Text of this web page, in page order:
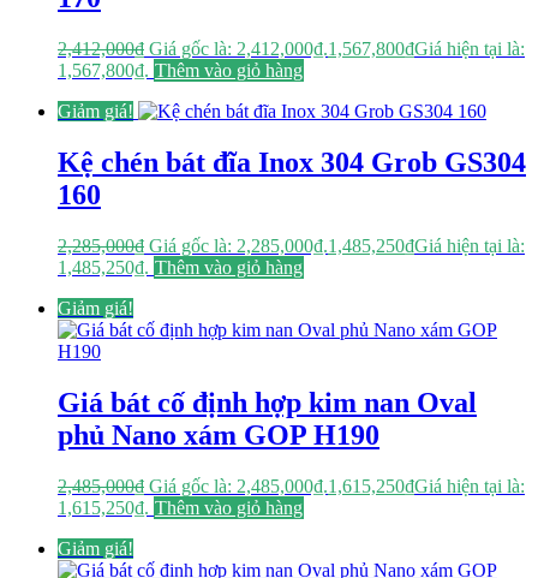
2,412,000₫ Giá gốc là: 2,412,000₫.1,567,800₫Giá hiện tại là:
1,567,800₫. Thêm vào giỏ hàng
Giảm giá!
Kệ chén bát đĩa Inox 304 Grob GS304
160
2,285,000₫ Giá gốc là: 2,285,000₫.1,485,250₫Giá hiện tại là:
1,485,250₫. Thêm vào giỏ hàng
Giảm giá!
Giá bát cố định hợp kim nan Oval
phủ Nano xám GOP H190
2,485,000₫ Giá gốc là: 2,485,000₫.1,615,250₫Giá hiện tại là:
1,615,250₫. Thêm vào giỏ hàng
Giảm giá!